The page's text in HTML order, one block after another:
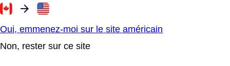
Oui, emmenez-moi sur le site américain
Non, rester sur ce site